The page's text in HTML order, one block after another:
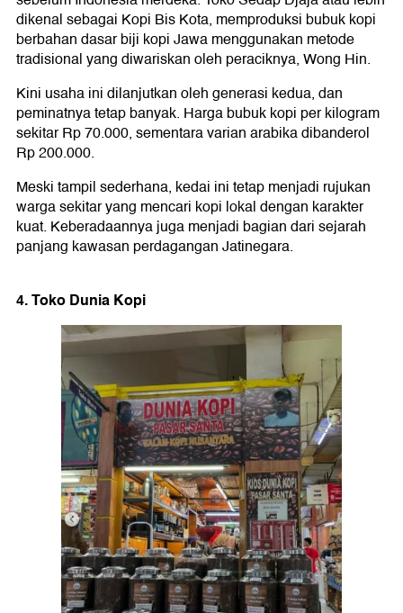
dikenal sebagai Kopi Bis Kota, memproduksi bubuk kopi
berbahan dasar biji kopi Jawa menggunakan metode
tradisional yang diwariskan oleh peraciknya, Wong Hin.
Kini usaha ini dilanjutkan oleh generasi kedua, dan
peminatnya tetap banyak. Harga bubuk kopi per kilogram
sekitar Rp 70.000, sementara varian arabika dibanderol
Rp 200.000.
Meski tampil sederhana, kedai ini tetap menjadi rujukan
warga sekitar yang mencari kopi lokal dengan karakter
kuat. Keberadaannya juga menjadi bagian dari sejarah
panjang kawasan perdagangan Jatinegara.
4. Toko Dunia Kopi